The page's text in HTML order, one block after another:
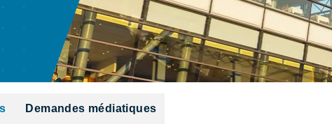
Demandes médiatiques